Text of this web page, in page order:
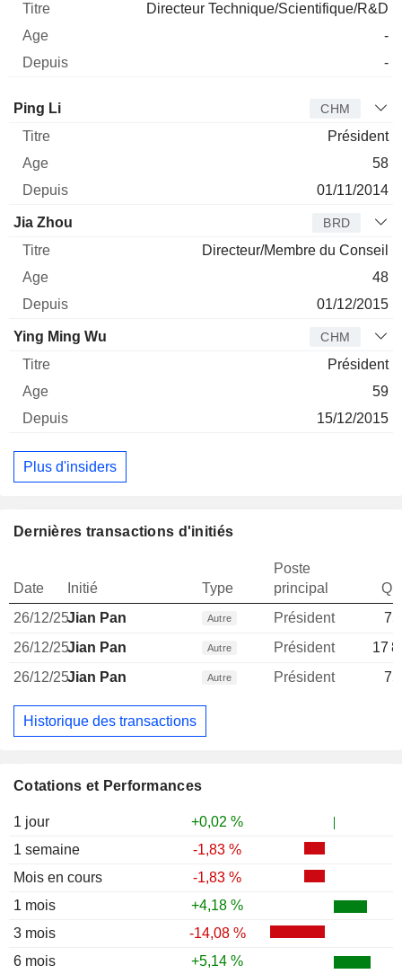
Cotations et Performances
1 jour
+0,02 %
1 semaine
-1,83 %
Mois en cours
-1,83 %
1 mois
+4,18 %
3 mois
-14,08 %
6 mois
+5,14 %
Directeur Technique/Scientifique/R&D
-
-
Administrateur
Ping Li CHM
Président
58
01/11/2014
Jia Zhou BRD
Directeur/Membre du Conseil
48
01/12/2015
Ying Ming Wu CHM
Président
59
15/12/2015
Plus d'insiders
Dernières transactions d'initiés
Date Initié Type
Poste
principal
26/12/25Jian Pan Autre Président
26/12/25Jian Pan Autre Président
17
26/12/25Jian Pan Autre Président
Historique des transactions